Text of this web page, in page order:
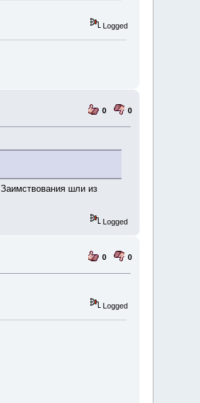
Logged
0 0
Заимствования шли из
Logged
0 0
Logged